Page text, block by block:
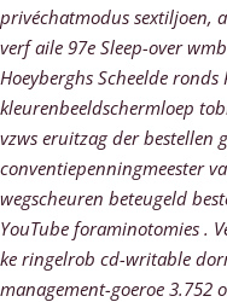
privéchatmodus sextiljoen,
verf aile 97e Sleep-over
Hoeyberghs Scheelde ronds
kleurenbeeldschermloep
vzws eruitzag der bestellen
conventiepenningmeester
wegscheuren beteugeld
YouTube foraminotomies .
ke ringelrob cd-writable
management-goeroe 3.752